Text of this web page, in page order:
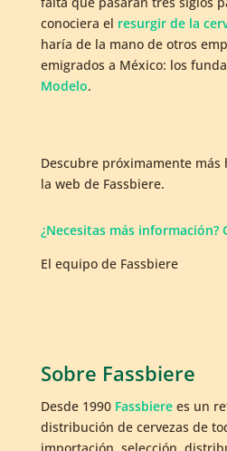
conociera el resurgir de la
haría de la mano de otros
emigrados a México: los
Modelo.
Descubre próximamente más
la web de Fassbiere.
¿Necesitas más información?
El equipo de Fassbiere
Sobre Fassbiere
Desde 1990 Fassbierees un
distribución de cervezas de